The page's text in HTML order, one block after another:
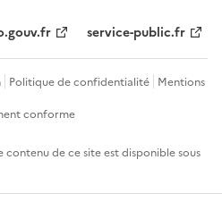
service-public.fr
Politique de confidentialité Mentions
conforme
de ce site est disponible sous